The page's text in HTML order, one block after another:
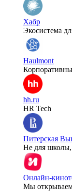
Хабр
Экосистема
Haulmont
hh.ru
HR Tech
Питерская
Не для
Онлайн-
Мы